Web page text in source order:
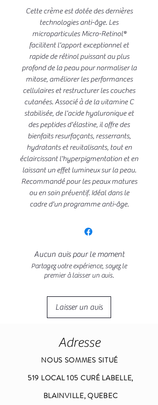
Cette crème est dotée des dernières
technologies anti-âge. Les
microparticules Micro-Retinol®
facilitent l'apport exceptionnel et
rapide de rétinol puissant au plus
profond de la peau pour normaliser la
mitose, améliorer les performances
cellulaires et restructurer les couches
cutanées. Associé à de la vitamine C
stabilisée, de l'acide hyaluronique et
des peptides d'élastine, il offre des
bienfaits resurfaçants, resserrants,
hydratants et revitalisants, tout en
éclaircissant l'hyperpigmentation et en
laissant un effet lumineux sur la peau.
Recommandé pour les peaux matures
ou en soin préventif. Idéal dans le
cadre d'un programme anti-âge.
Aucun avis pour le moment
Partagez votre expérience, soyez le
premier à laisser un avis.
Laisser un avis
Adresse
NOUS SOMMES SITUÉ
519 LOCAL 105 CURÉ LABELLE,
BLAINVILLE, QUEBEC